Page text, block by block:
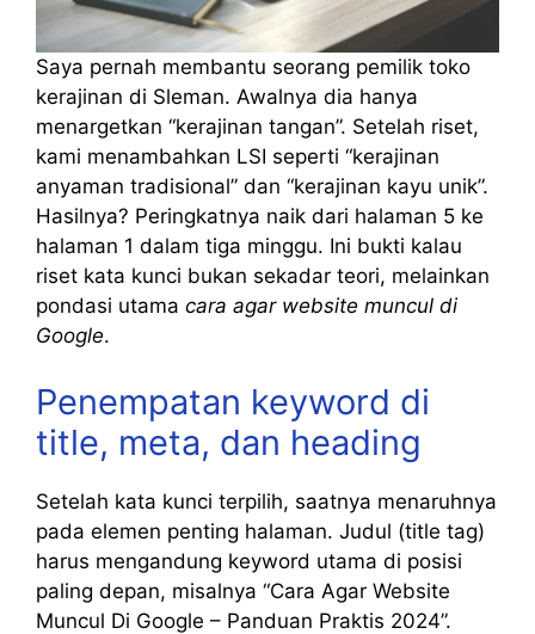
Saya pernah membantu seorang pemilik toko
kerajinan di Sleman. Awalnya dia hanya
menargetkan “kerajinan tangan”. Setelah riset,
kami menambahkan LSI seperti “kerajinan
anyaman tradisional” dan “kerajinan kayu unik”.
Hasilnya? Peringkatnya naik dari halaman 5 ke
halaman 1 dalam tiga minggu. Ini bukti kalau
riset kata kunci bukan sekadar teori, melainkan
pondasi utama cara agar website muncul di
Google.
Penempatan keyword di
title, meta, dan heading
Setelah kata kunci terpilih, saatnya menaruhnya
pada elemen penting halaman. Judul (title tag)
harus mengandung keyword utama di posisi
paling depan, misalnya “Cara Agar Website
Muncul Di Google – Panduan Praktis 2024”.